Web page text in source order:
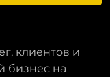
клиентов и
бизнес на